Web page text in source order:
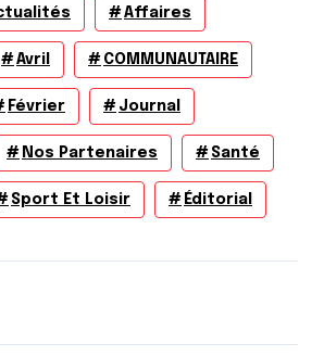
Affaires
Avril COMMUNAUTAIRE
Février Journal
Nos Partenaires Santé
Sport Et Loisir Éditorial